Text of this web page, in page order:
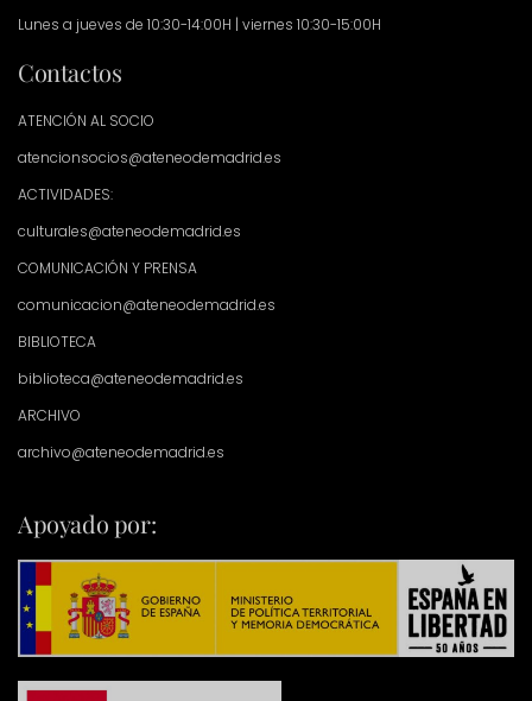
Lunes a jueves de 10:30-14:00H | viernes 10:30-15:00H
Contactos
ATENCIÓN AL SOCIO
atencionsocios@ateneodemadrid.es
ACTIVIDADES:
culturales@ateneodemadrid.es
COMUNICACIÓN Y PRENSA
comunicacion@ateneodemadrid.es
BIBLIOTECA
biblioteca@ateneodemadrid.es
ARCHIVO
archivo@ateneodemadrid.es
Apoyado por: